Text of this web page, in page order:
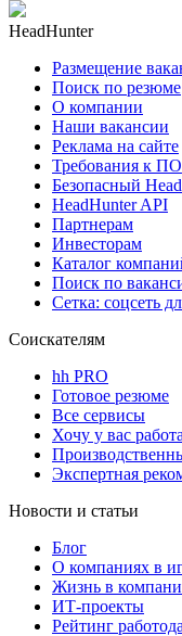
HeadHunter
Размещение
Поиск по резюме
О компании
Наши вакансии
Реклама на сайте
Требования к ПО
Безопасный
HeadHunter API
Партнерам
Инвесторам
Каталог
Поиск по
Сетка: соцсеть
Соискателям
hh PRO
Готовое резюме
Все сервисы
Хочу у вас
Экспертная
Новости и статьи
Блог
О компаниях в
Жизнь в
ИТ-проекты
Рейтинг